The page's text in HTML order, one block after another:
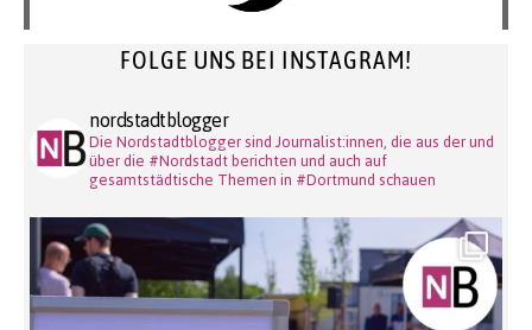
FOLGE UNS BEI INSTAGRAM!
nordstadtblogger
Die Nordstadtblogger sind Journalist:innen, die aus der und
über die #Nordstadt berichten und auch auf
gesamtstädtische Themen in #Dortmund schauen